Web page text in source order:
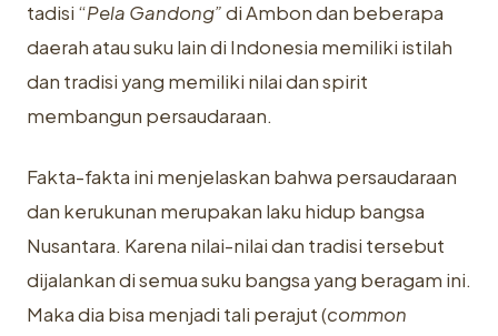
tadisi “Pela Gandong”di Ambon dan beberapa
daerah atau suku lain di Indonesia memiliki istilah
dan tradisi yang memiliki nilai dan spirit
membangun persaudaraan.
Fakta-fakta ini menjelaskan bahwa persaudaraan
dan kerukunan merupakan laku hidup bangsa
Nusantara. Karena nilai-nilai dan tradisi tersebut
dijalankan di semua suku bangsa yang beragam ini.
Maka dia bisa menjadi tali perajut (common